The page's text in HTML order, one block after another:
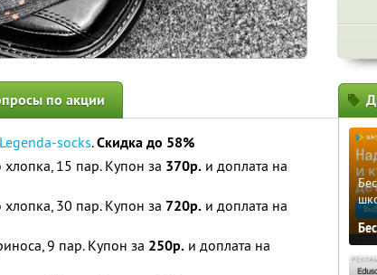
по акции
Legenda-socks.Скидка до 58%
15 пар. Купон за 370р. и доплата на
30 пар. Купон за 720р. и доплата на
9 пар. Купон за 250р. и доплата на